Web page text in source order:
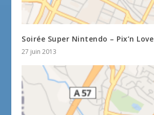
Soirée Super Nintendo – Pix’n Love
27 juin 2013